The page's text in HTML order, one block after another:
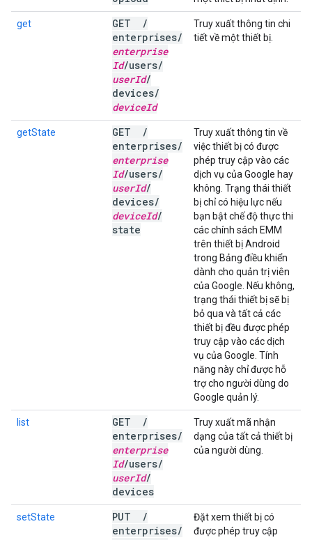
get GET
/
enterprises/
enterprise
Id/users/
userId/
devices/
deviceId
Truy xuất thông tin chi
tiết về một thiết bị.
getState GET
/
enterprises/
enterprise
Id/users/
userId/
devices/
deviceId/
state
Truy xuất thông tin về
việc thiết bị có được
phép truy cập vào các
dịch vụ của Google hay
không. Trạng thái thiết
bị chỉ có hiệu lực nếu
bạn bật chế độ thực thi
các chính sách EMM
trên thiết bị Android
trong Bảng điều khiển
dành cho quản trị viên
của Google. Nếu không,
trạng thái thiết bị sẽ bị
bỏ qua và tất cả các
thiết bị đều được phép
truy cập vào các dịch
vụ của Google. Tính
năng này chỉ được hỗ
trợ cho người dùng do
Google quản lý.
list GET
/
enterprises/
enterprise
Id/users/
userId/
devices
Truy xuất mã nhận
dạng của tất cả thiết bị
của người dùng.
setState PUT
/
enterprises/
Đặt xem thiết bị có
được phép truy cập